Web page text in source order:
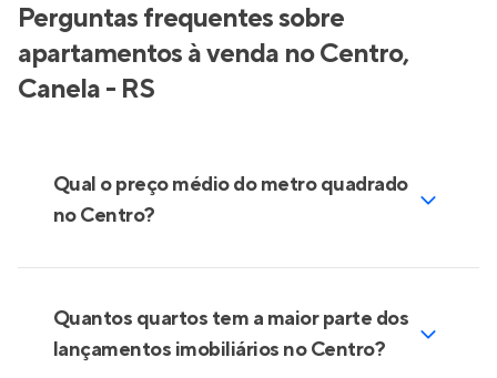
Perguntas frequentes sobre
apartamentos à venda no Centro,
Canela - RS
Qual o preço médio do metro quadrado
no Centro?
Quantos quartos tem a maior parte dos
lançamentos imobiliários no Centro?